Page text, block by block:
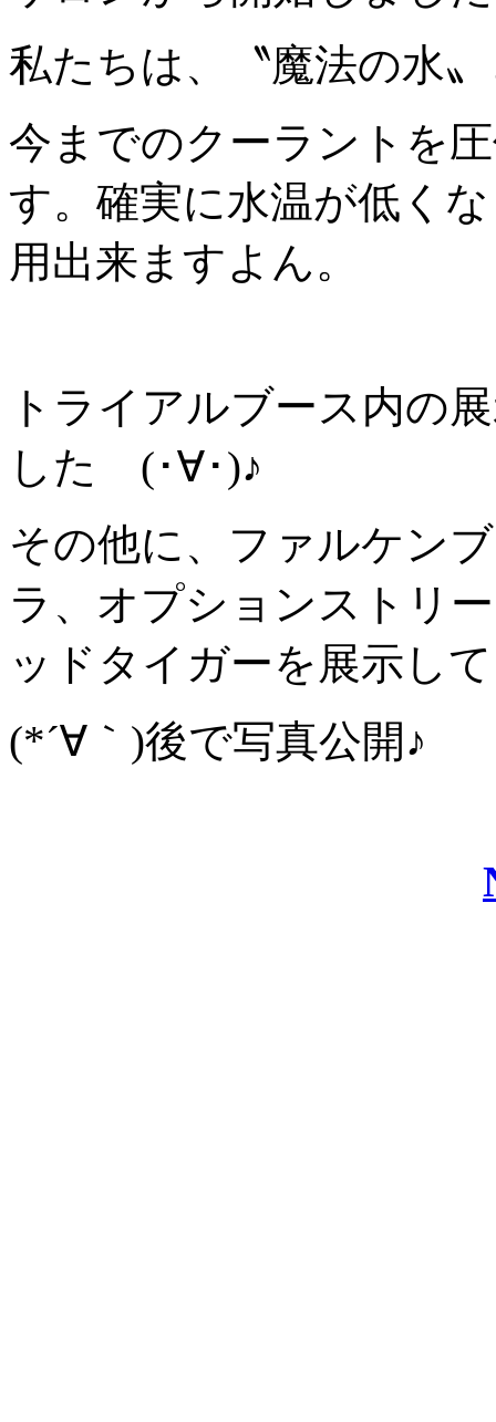
私たちは、〝魔法の水
今までのクーラントを
す。確実に水温が低く
用出来ますよん。
トライアルブース内の
した (･∀･)♪
その他に、ファルケン
ラ、オプションストリ
ッドタイガーを展示し
(*´∀｀)後で写真公開♪